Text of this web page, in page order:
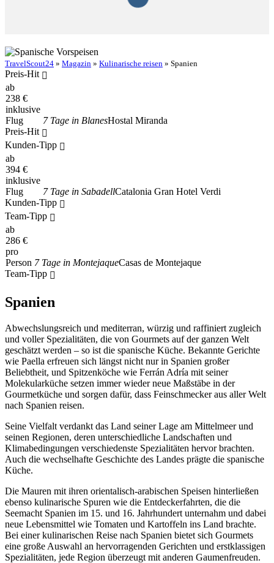
TravelScout24 » Magazin » Kulinarische reisen » Spanien
Preis-Hit
ab
238 €
inklusive
Flug
7 Tage in BlanesHostal Miranda
Preis-Hit
Kunden-Tipp
ab
394 €
inklusive
Flug
7 Tage in SabadellCatalonia Gran Hotel Verdi
Kunden-Tipp
Team-Tipp
ab
286 €
pro
Person 7 Tage in MontejaqueCasas de Montejaque
Team-Tipp
Spanien
Abwechslungsreich und mediterran, würzig und raffiniert zugleich
und voller Spezialitäten, die von Gourmets auf der ganzen Welt
geschätzt werden – so ist die spanische Küche. Bekannte Gerichte
wie Paella erfreuen sich längst nicht nur in Spanien großer
Beliebtheit, und Spitzenköche wie Ferrán Adría mit seiner
Molekularküche setzen immer wieder neue Maßstäbe in der
Gourmetküche und sorgen dafür, dass Feinschmecker aus aller Welt
nach Spanien reisen.
Seine Vielfalt verdankt das Land seiner Lage am Mittelmeer und
seinen Regionen, deren unterschiedliche Landschaften und
Klimabedingungen verschiedenste Spezialitäten hervor brachten.
Auch die wechselhafte Geschichte des Landes prägte die spanische
Küche.
Die Mauren mit ihren orientalisch-arabischen Speisen hinterließen
ebenso kulinarische Spuren wie die Entdeckerfahrten, die die
Seemacht Spanien im 15. und 16. Jahrhundert unternahm und dabei
neue Lebensmittel wie Tomaten und Kartoffeln ins Land brachte.
Bei einer kulinarischen Reise nach Spanien bietet sich Gourmets
eine große Auswahl an hervorragenden Gerichten und erstklassigen
Spezialitäten, jede Region überzeugt mit anderen Gaumenfreuden.